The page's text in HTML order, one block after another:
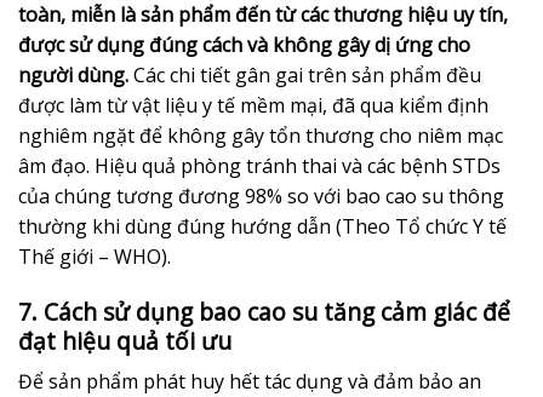
toàn, miễn là sản phẩm đến từ các thương hiệu uy tín,
được sử dụng đúng cách và không gây dị ứng cho
người dùng.Các chi tiết gân gai trên sản phẩm đều
được làm từ vật liệu y tế mềm mại, đã qua kiểm định
nghiêm ngặt để không gây tổn thương cho niêm mạc
âm đạo. Hiệu quả phòng tránh thai và các bệnh STDs
của chúng tương đương 98% so với bao cao su thông
thường khi dùng đúng hướng dẫn (Theo Tổ chức Y tế
Thế giới – WHO).
7. Cách sử dụng bao cao su tăng cảm giác để
đạt hiệu quả tối ưu
Để sản phẩm phát huy hết tác dụng và đảm bảo an